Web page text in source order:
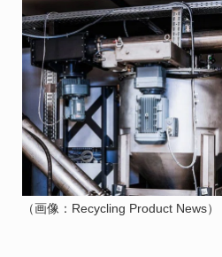
（画像：Recycling Product News）